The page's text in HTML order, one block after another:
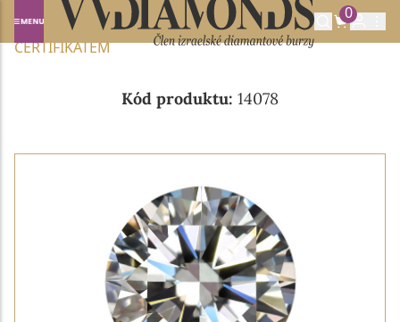
0
Domů NABÍDKA DIAMANTŮ
0.56CT E/IF S GIA
CERTIFIKÁTEM
Kód produktu: 14078